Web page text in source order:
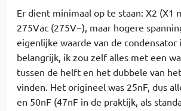
Er dient minimaal op te staan: X2 (X1
275Vac (275V~), maar hogere
eigenlijke waarde van de condensator
belangrijk, ik zou zelf alles met een
tussen de helft en het dubbele van
vinden. Het origineel was 25nF, dus
en 50nF (47nF in de praktijk, als